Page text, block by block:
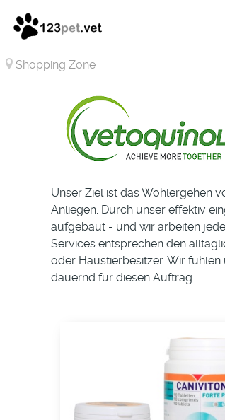
Shopping Zone
Unser Ziel ist das Wohlergehen
Anliegen. Durch unser effektiv
aufgebaut - und wir arbeiten
Services entsprechen den
oder Haustierbesitzer. Wir
dauernd für diesen Auftrag.